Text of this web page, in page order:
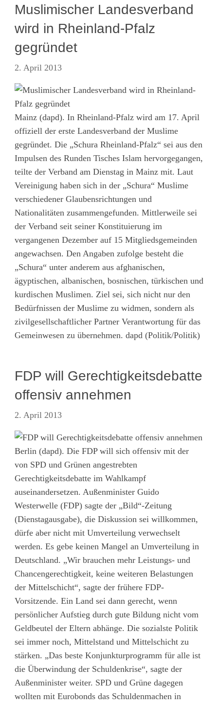
Muslimischer Landesverband
wird in Rheinland-Pfalz
gegründet
2. April 2013
Mainz (dapd). In Rheinland-Pfalz wird am 17. April
offiziell der erste Landesverband der Muslime
gegründet. Die „Schura Rheinland-Pfalz“ sei aus den
Impulsen des Runden Tisches Islam hervorgegangen,
teilte der Verband am Dienstag in Mainz mit. Laut
Vereinigung haben sich in der „Schura“ Muslime
verschiedener Glaubensrichtungen und
Nationalitäten zusammengefunden. Mittlerweile sei
der Verband seit seiner Konstituierung im
vergangenen Dezember auf 15 Mitgliedsgemeinden
angewachsen. Den Angaben zufolge besteht die
„Schura“ unter anderem aus afghanischen,
ägyptischen, albanischen, bosnischen, türkischen und
kurdischen Muslimen. Ziel sei, sich nicht nur den
Bedürfnissen der Muslime zu widmen, sondern als
zivilgesellschaftlicher Partner Verantwortung für das
Gemeinwesen zu übernehmen. dapd (Politik/Politik)
FDP will Gerechtigkeitsdebatte
offensiv annehmen
2. April 2013
Berlin (dapd). Die FDP will sich offensiv mit der
von SPD und Grünen angestrebten
Gerechtigkeitsdebatte im Wahlkampf
auseinandersetzen. Außenminister Guido
Westerwelle (FDP) sagte der „Bild“-Zeitung
(Dienstagausgabe), die Diskussion sei willkommen,
dürfe aber nicht mit Umverteilung verwechselt
werden. Es gebe keinen Mangel an Umverteilung in
Deutschland. „Wir brauchen mehr Leistungs- und
Chancengerechtigkeit, keine weiteren Belastungen
der Mittelschicht“, sagte der frühere FDP-
Vorsitzende. Ein Land sei dann gerecht, wenn
persönlicher Aufstieg durch gute Bildung nicht vom
Geldbeutel der Eltern abhänge. Die sozialste Politik
sei immer noch, Mittelstand und Mittelschicht zu
stärken. „Das beste Konjunkturprogramm für alle ist
die Überwindung der Schuldenkrise“, sagte der
Außenminister weiter. SPD und Grüne dagegen
wollten mit Eurobonds das Schuldenmachen in